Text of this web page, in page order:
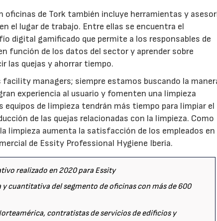
oficinas de Tork también incluye herramientas y
el lugar de trabajo. Entre ellas se encuentra el
digital gamificado que permite a los responsables de
función de los datos del sector y aprender sobre
las quejas y ahorrar tiempo.
managers; siempre estamos buscando la
experiencia al usuario y fomenten una limpieza
de limpieza tendrán más tiempo para limpiar el
de las quejas relacionadas con la limpieza. Como
limpieza aumenta la satisfacción de los empleados en
de Essity Professional Hygiene Iberia.
realizado en 2020 para Essity
cuantitativa del segmento de oficinas con más de 600
contratistas de servicios de edificios y